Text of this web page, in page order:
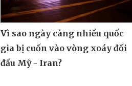
Vì sao ngày càng nhiều quốc
gia bị cuốn vào vòng xoáy đối
đầu Mỹ - Iran?